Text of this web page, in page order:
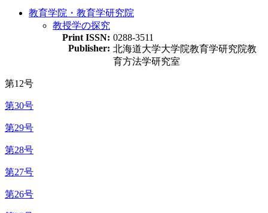
教育学院・教育学研究院
教授学の探究
Print ISSN: 0288-3511
Publisher: 北海道大学大学院教育学研究院教
育方法学研究室
第12号
第30号
第29号
第28号
第27号
第26号